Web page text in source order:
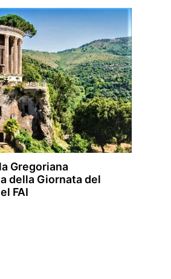
Gregoriana
della Giornata del
FAI